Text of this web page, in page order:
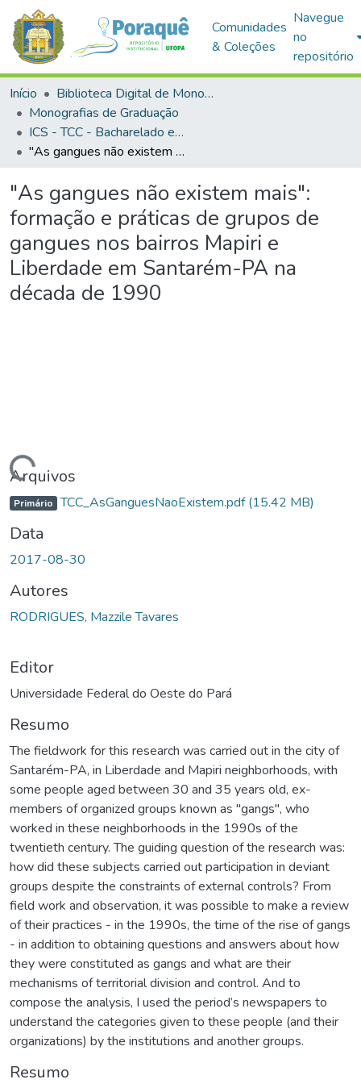
Comunidades
& Coleções
Navegue
no
repositório
Início
Biblioteca Digital de Monografias (BDM)
Monografias de Graduação
ICS - TCC - Bacharelado em Antropologia
"As gangues não existem mais": formação e práticas de grupos de gangues nos bairros Mapiri e Liberdade em Santarém-PA na década de 1990
"As gangues não existem mais":
formação e práticas de grupos de
gangues nos bairros Mapiri e
Liberdade em Santarém-PA na
década de 1990
Arquivos
Primário TCC_AsGanguesNaoExistem.pdf(15.42 MB)
Data
2017-08-30
Autores
RODRIGUES, Mazzile Tavares
Editor
Universidade Federal do Oeste do Pará
Resumo
The fieldwork for this research was carried out in the city of
Santarém-PA, in Liberdade and Mapiri neighborhoods, with
some people aged between 30 and 35 years old, ex-
members of organized groups known as "gangs", who
worked in these neighborhoods in the 1990s of the
twentieth century. The guiding question of the research was:
how did these subjects carried out participation in deviant
groups despite the constraints of external controls? From
field work and observation, it was possible to make a review
of their practices - in the 1990s, the time of the rise of gangs
- in addition to obtaining questions and answers about how
they were constituted as gangs and what are their
mechanisms of territorial division and control. And to
compose the analysis, I used the period’s newspapers to
understand the categories given to these people (and their
organizations) by the institutions and another groups.
Resumo